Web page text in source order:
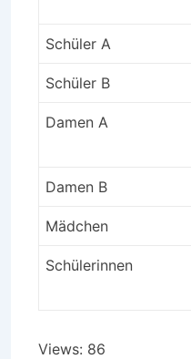
Schüler A
Schüler B
Damen A
Damen B
Mädchen
Schülerinnen
Views: 86